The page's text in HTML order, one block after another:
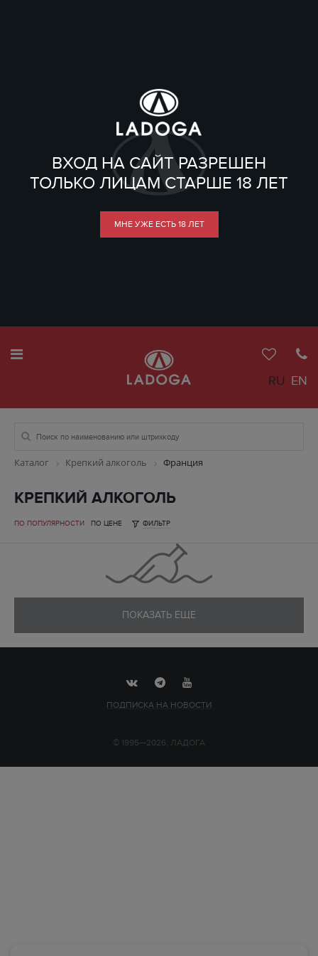
ВХОД НА САЙТ РАЗРЕШЕН
ТОЛЬКО ЛИЦАМ СТАРШЕ 18 ЛЕТ
МНЕ УЖЕ ЕСТЬ 18 ЛЕТ
RU EN
Каталог Крепкий алкоголь Франция
КРЕПКИЙ АЛКОГОЛЬ
ПО ПОПУЛЯРНОСТИ ПО ЦЕНЕ ФИЛЬТР
ПОКАЗАТЬ ЕЩЕ
ПОДПИСКА НА НОВОСТИ
© 1995—2026, ЛАДОГА